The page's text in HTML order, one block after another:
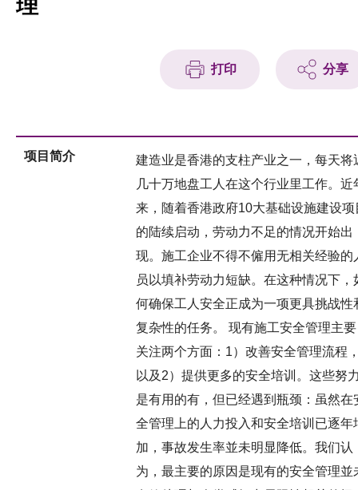
会籍
打印 分享
项目简介
建造业是香港的支柱产业之一，每天将
几十万地盘工人在这个行业里工作。近
来，随着香港政府10大基础设施建设项
的陆续启动，劳动力不足的情况开始出
现。施工企业不得不僱用无相关经验的
员以填补劳动力短缺。在这种情况下，
何确保工人安全正成为一项更具挑战性
复杂性的任务。 现有施工安全管理主要
关注两个方面：1）改善安全管理流程
以及2）提供更多的安全培训。这些努
是有用的有，但已经遇到瓶颈：虽然在
全管理上的人力投入和安全培训已逐年
加，事故发生率並未明显降低。我们认
为，最主要的原因是现有的安全管理並